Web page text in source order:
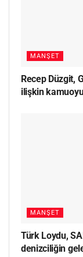
MANŞET
Recep Düzgit,
ilişkin
MANŞET
Türk Loydu,
denizciliğin